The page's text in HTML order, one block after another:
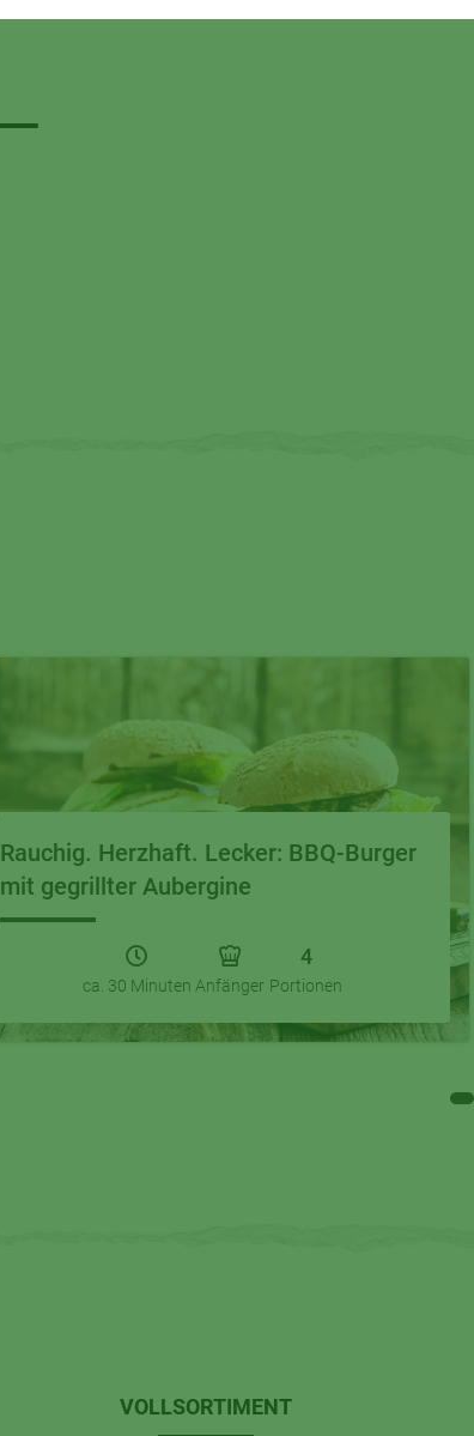
Rauchig. Herzhaft. Lecker: BBQ-Burger
mit gegrillter Aubergine
ca. 30 Minuten Anfänger
4
Portionen
VOLLSORTIMENT